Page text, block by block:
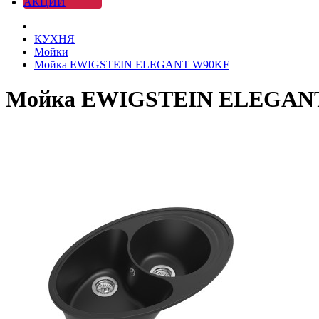
КУХНЯ
Мойки
Мойка EWIGSTEIN ELEGANT W90KF
Мойка EWIGSTEIN